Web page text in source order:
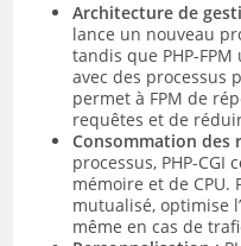
Architecture de
lance un nouveau
tandis que PHP-
avec des processus
permet à FPM de
requêtes et de
Consommation des
processus, PHP-CGI
mémoire et de CPU.
mutualisé, optimise
même en cas de